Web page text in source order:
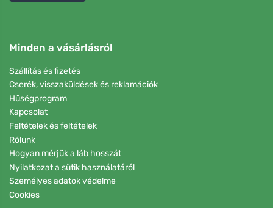
Minden a vásárlásról
Szállítás és fizetés
Cserék, visszaküldések és reklamációk
Hűségprogram
Kapcsolat
Feltételek és feltételek
Rólunk
Hogyan mérjük a láb hosszát
Nyilatkozat a sütik használatáról
Személyes adatok védelme
Cookies